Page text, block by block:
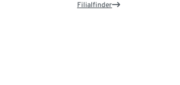
Filialfinder